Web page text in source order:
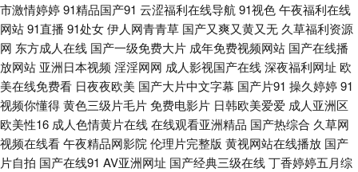
自蔚 日韩国产综合系列 91视频导航 黄色aⅴ国产 日日摸夜夜爽无码精品 蜜臀
91九色原创 91福利在线导航视频 三级片黄色视频国内 91精品影视区 韩国久
久精品 手机日韩精品一 91色色高清国产 国产香蕉视频 熟女福利导航 91国产
福利共享 俺去颜色官网 久久电影香蕉视频 五月社区色 97AV人人爽久 免费
市激情婷婷91精品国产91 云涩福利在线导航 91视色午夜福利在线
网站91直播 91处女伊人网青青草 国产又爽又黄又无 久草福利资源
网 东方成人在线 国产一级免费大片 成年免费视频网站 国产在线播
放网站 亚洲日本视频 淫淫网网 成人影视国产在线深夜福利网址 欧
美在线免费看 日夜夜欧美 国产大片中文字幕 国产片91 操久婷婷91
视频你懂得黄色三级片毛片免费电影片 日韩欧美爱爱 成人亚洲区
欧美性16 成人色情黄片在线在线观看亚洲精品 国产热综合 久草网
视频在线看午夜精品网影院 伦理片完整版 黄视网站在线播放 国产
片自拍 国产在线91 AV亚洲网址 国产经典三级在线丁香婷婷五月综